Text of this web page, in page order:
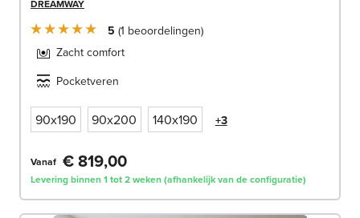
DREAMWAY
5 1 beoordelingen
Zacht comfort
Pocketveren
90x190 90x200 140x190 +3
Vanaf € 819,00
Levering binnen 1 tot 2 weken (afhankelijk van de configuratie)